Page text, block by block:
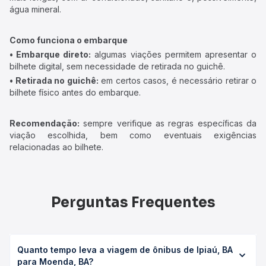
água mineral.
Como funciona o embarque
• Embarque direto: algumas viações permitem apresentar o
bilhete digital, sem necessidade de retirada no guichê.
• Retirada no guichê: em certos casos, é necessário retirar o
bilhete físico antes do embarque.
Recomendação: sempre verifique as regras específicas da
viação escolhida, bem como eventuais exigências
relacionadas ao bilhete.
Perguntas Frequentes
Quanto tempo leva a viagem de ônibus de Ipiaú, BA
para Moenda, BA?